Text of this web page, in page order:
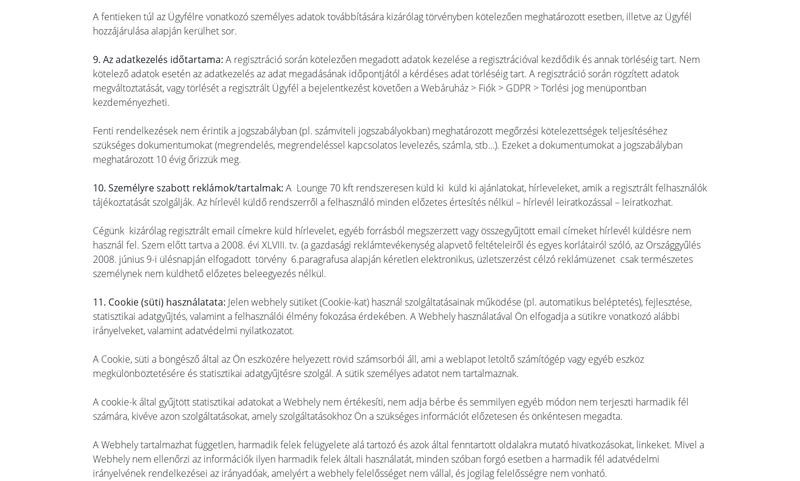
A fentieken túl az Ügyfélre vonatkozó személyes adatok továbbítására kizárólag törvényben kötelezően meghatározott esetben, illetve az Ügyfél
hozzájárulása alapján kerülhet sor.
9. Az adatkezelés időtartama: A regisztráció során kötelezően megadott adatok kezelése a regisztrációval kezdődik és annak törléséig tart. Nem
kötelező adatok esetén az adatkezelés az adat megadásának időpontjától a kérdéses adat törléséig tart. A regisztráció során rögzített adatok
megváltoztatását, vagy törlését a regisztrált Ügyfél a bejelentkezést követően a Webáruház > Fiók > GDPR > Törlési jog menüpontban
kezdeményezheti.
Fenti rendelkezések nem érintik a jogszabályban (pl. számviteli jogszabályokban) meghatározott megőrzési kötelezettségek teljesítéséhez
szükséges dokumentumokat (megrendelés, megrendeléssel kapcsolatos levelezés, számla, stb…). Ezeket a dokumentumokat a jogszabályban
meghatározott 10 évig őrizzük meg.
10. Személyre szabott reklámok/tartalmak: A Lounge 70 kft rendszeresen küld ki küld ki ajánlatokat, hírleveleket, amik a regisztrált felhasználók
tájékoztatását szolgálják. Az hírlevél küldő rendszerről a felhasználó minden előzetes értesítés nélkül – hírlevél leiratkozással – leiratkozhat.
Cégünk kizárólag regisztrált email címekre küld hírlevelet, egyéb forrásból megszerzett vagy összegyűjtött email címeket hírlevél küldésre nem
használ fel. Szem előtt tartva a 2008. évi XLVIII. tv. (a gazdasági reklámtevékenység alapvető feltételeiről és egyes korlátairól szóló, az Országgyűlés
2008. június 9-i ülésnapján elfogadott törvény 6.paragrafusa alapján kéretlen elektronikus, üzletszerzést célzó reklámüzenet csak természetes
személynek nem küldhető előzetes beleegyezés nélkül.
11. Cookie (süti) használatata: Jelen webhely sütiket (Cookie-kat) használ szolgáltatásainak működése (pl. automatikus beléptetés), fejlesztése,
statisztikai adatgyűjtés, valamint a felhasználói élmény fokozása érdekében. A Webhely használatával Ön elfogadja a sütikre vonatkozó alábbi
irányelveket, valamint adatvédelmi nyilatkozatot.
A Cookie, süti a böngésző által az Ön eszközére helyezett rövid számsorból áll, ami a weblapot letöltő számítógép vagy egyéb eszköz
megkülönböztetésére és statisztikai adatgyűjtésre szolgál. A sütik személyes adatot nem tartalmaznak.
A cookie-k által gyűjtött statisztikai adatokat a Webhely nem értékesíti, nem adja bérbe és semmilyen egyéb módon nem terjeszti harmadik fél
számára, kivéve azon szolgáltatásokat, amely szolgáltatásokhoz Ön a szükséges információt előzetesen és önkéntesen megadta.
A Webhely tartalmazhat független, harmadik felek felügyelete alá tartozó és azok által fenntartott oldalakra mutató hivatkozásokat, linkeket. Mivel a
Webhely nem ellenőrzi az információk ilyen harmadik felek általi használatát, minden szóban forgó esetben a harmadik fél adatvédelmi
irányelvének rendelkezései az irányadóak, amelyért a webhely felelősséget nem vállal, és jogilag felelősségre nem vonható.